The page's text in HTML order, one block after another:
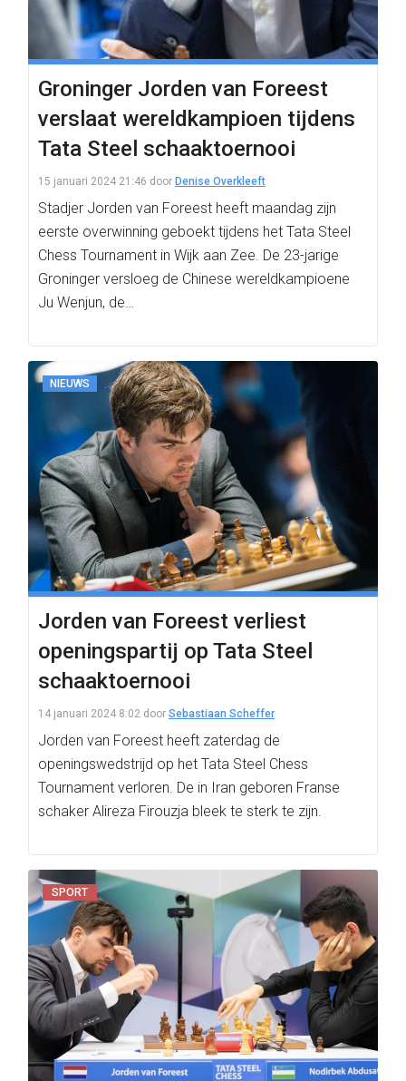
Groninger Jorden van Foreest
verslaat wereldkampioen tijdens
Tata Steel schaaktoernooi
15 januari 2024 21:46 door Denise Overkleeft
Stadjer Jorden van Foreest heeft maandag zijn
eerste overwinning geboekt tijdens het Tata Steel
Chess Tournament in Wijk aan Zee. De 23-jarige
Groninger versloeg de Chinese wereldkampioene
Ju Wenjun, de…
NIEUWS
Jorden van Foreest verliest
openingspartij op Tata Steel
schaaktoernooi
14 januari 2024 8:02 door Sebastiaan Scheffer
Jorden van Foreest heeft zaterdag de
openingswedstrijd op het Tata Steel Chess
Tournament verloren. De in Iran geboren Franse
schaker Alireza Firouzja bleek te sterk te zijn.
SPORT